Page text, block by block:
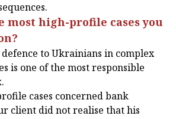
most high-profile cases you
to Ukrainians in complex
is one of the most responsible
cases concerned bank
client did not realise that his